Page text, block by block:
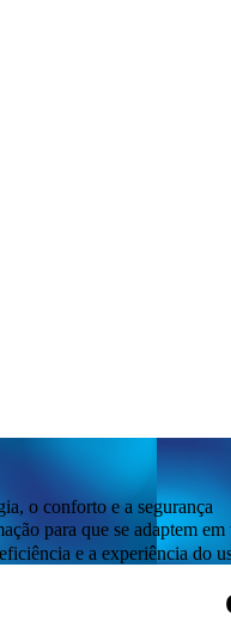
o conforto e a segurança
para que se adaptem em
e a experiência do